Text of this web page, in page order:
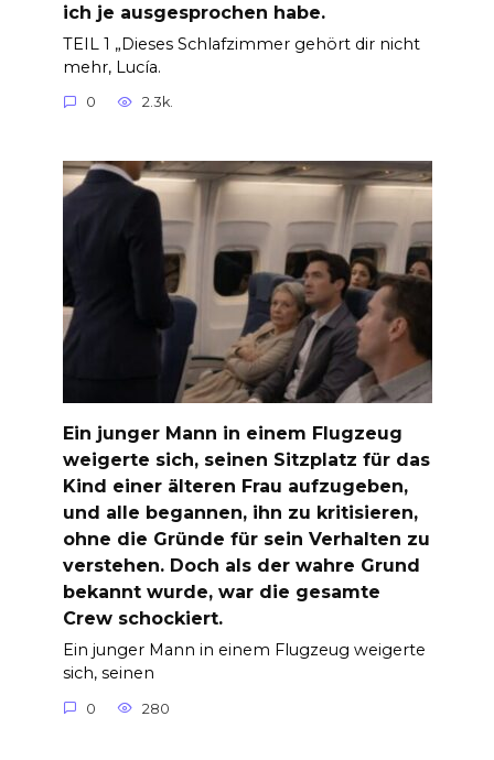
ich je ausgesprochen habe.
TEIL 1 „Dieses Schlafzimmer gehört dir nicht
mehr, Lucía.
0 2.3k.
Ein junger Mann in einem Flugzeug
weigerte sich, seinen Sitzplatz für das
Kind einer älteren Frau aufzugeben,
und alle begannen, ihn zu kritisieren,
ohne die Gründe für sein Verhalten zu
verstehen. Doch als der wahre Grund
bekannt wurde, war die gesamte
Crew schockiert.
Ein junger Mann in einem Flugzeug weigerte
sich, seinen
0 280